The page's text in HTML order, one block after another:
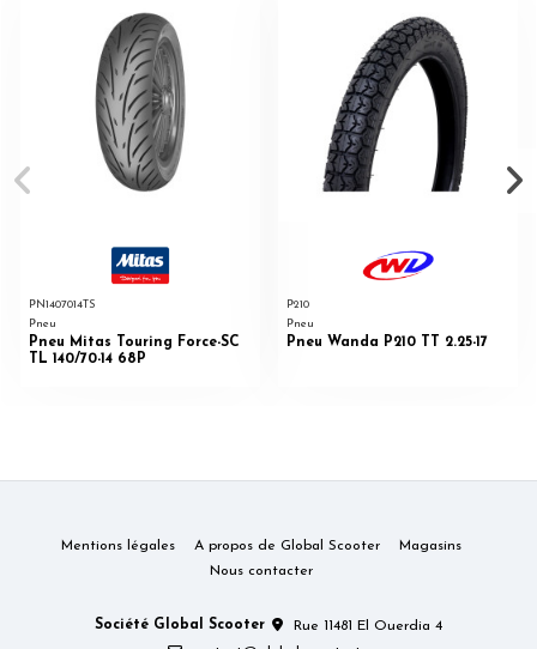
PN1407014TS
Pneu
Pneu Mitas Touring Force-SC
TL 140/70-14 68P
P210
Pneu
Pneu Wanda P210 TT 2.25-17
Mentions légales A propos de Global Scooter
Magasins
Nous contacter
Société Global Scooter
Rue 11481 El Ouerdia 4